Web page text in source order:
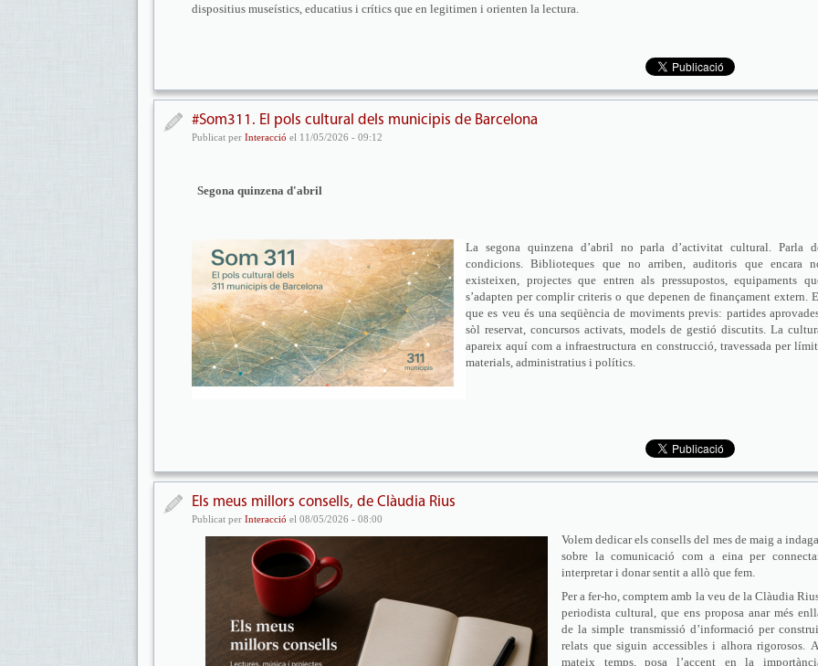
dispositius museístics, educatius i crítics que en legitimen i orienten la lectura.
#Som311. El pols cultural dels municipis de Barcelona
Publicat per Interacció el 11/05/2026 - 09:12
Segona quinzena d'abril
La segona quinzena d’abril no parla d’activitat cultural. Parla
condicions. Biblioteques que no arriben, auditoris que encara
existeixen, projectes que entren als pressupostos, equipaments
s’adapten per complir criteris o que depenen de finançament extern.
que es veu és una seqüència de moviments previs: partides
sòl reservat, concursos activats, models de gestió discutits. La
apareix aquí com a infraestructura en construcció, travessada per
materials, administratius i polítics.
Els meus millors consells, de Clàudia Rius
Publicat per Interacció el 08/05/2026 - 08:00
Volem dedicar els consells del mes de maig a
sobre la comunicació com a eina per
interpretar i donar sentit a allò que fem.
Per a fer-ho, comptem amb la veu de la Clàudia
periodista cultural, que ens proposa anar més
de la simple transmissió d’informació per
relats que siguin accessibles i alhora rigorosos.
mateix temps, posa l’accent en la